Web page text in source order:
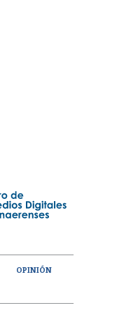
OPINIÓN